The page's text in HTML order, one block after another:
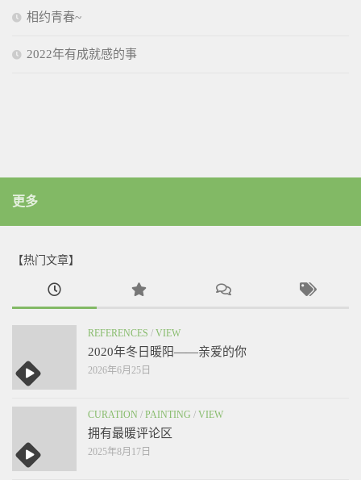
相约青春~
2022年有成就感的事
更多
【热门文章】
REFERENCES / VIEW
2020年冬日暖阳——亲爱的你
2026年6月25日
CURATION / PAINTING / VIEW
拥有最暖评论区
2025年8月17日